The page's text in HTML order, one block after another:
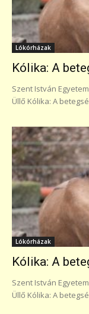
Lókórházak
Kólika: A
Szent István
Üllő Kólika: A
Lókórházak
Kólika: A
Szent István
Üllő Kólika: A